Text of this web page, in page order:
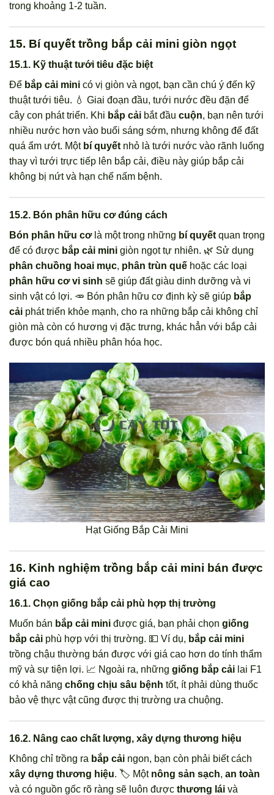
trong khoảng 1-2 tuần.
15. Bí quyết trồng bắp cải mini giòn ngọt
15.1. Kỹ thuật tưới tiêu đặc biệt
Để bắp cải mini có vị giòn và ngọt, bạn cần chú ý đến kỹ
thuật tưới tiêu. 💧 Giai đoạn đầu, tưới nước đều đặn để
cây con phát triển. Khi bắp cải bắt đầu cuộn, bạn nên tưới
nhiều nước hơn vào buổi sáng sớm, nhưng không để đất
quá ẩm ướt. Một bí quyết nhỏ là tưới nước vào rãnh luống
thay vì tưới trực tiếp lên bắp cải, điều này giúp bắp cải
không bị nứt và hạn chế nấm bệnh.
15.2. Bón phân hữu cơ đúng cách
Bón phân hữu cơlà một trong những bí quyết quan trọng
để có được bắp cải mini giòn ngọt tự nhiên. 🌿 Sử dụng
phân chuồng hoai mục, phân trùn quế hoặc các loại
phân hữu cơ vi sinh sẽ giúp đất giàu dinh dưỡng và vi
sinh vật có lợi. 🥕 Bón phân hữu cơ định kỳ sẽ giúp bắp
cải phát triển khỏe mạnh, cho ra những bắp cải không chỉ
giòn mà còn có hương vị đặc trưng, khác hẳn với bắp cải
được bón quá nhiều phân hóa học.
Hạt Giống Bắp Cải Mini
16. Kinh nghiệm trồng bắp cải mini bán được
giá cao
16.1. Chọn giống bắp cải phù hợp thị trường
Muốn bán bắp cải mini được giá, bạn phải chọn giống
bắp cải phù hợp với thị trường. 💵 Ví dụ, bắp cải mini
trồng chậu thường bán được với giá cao hơn do tính thẩm
mỹ và sự tiện lợi. 📈 Ngoài ra, những giống bắp cải lai F1
có khả năng chống chịu sâu bệnh tốt, ít phải dùng thuốc
bảo vệ thực vật cũng được thị trường ưa chuộng.
16.2. Nâng cao chất lượng, xây dựng thương hiệu
Không chỉ trồng ra bắp cải ngon, bạn còn phải biết cách
xây dựng thương hiệu. 🏷️ Một nông sản sạch, an toàn
và có nguồn gốc rõ ràng sẽ luôn được thương lái và